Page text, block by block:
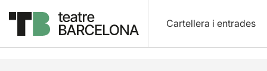
Cartellera i entrades